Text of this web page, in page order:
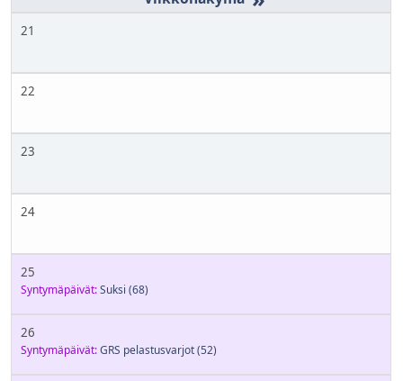
21
22
23
24
25
Syntymäpäivät:Suksi (68)
26
Syntymäpäivät:GRS pelastusvarjot(52)